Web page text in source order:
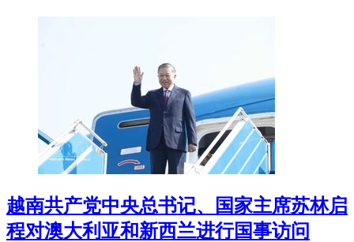
越南共产党中央总书记、国家主席苏林启
程对澳大利亚和新西兰进行国事访问